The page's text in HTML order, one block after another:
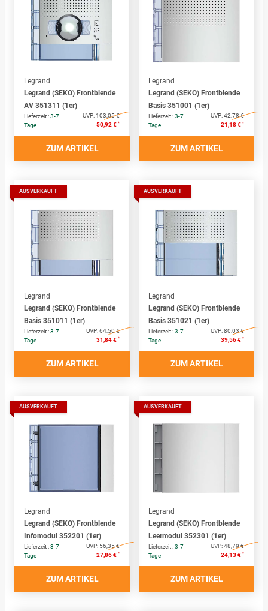
Legrand
Legrand (SEKO) Frontblende
AV 351311 (1er)
Lieferzeit :3-7
Tage
UVP:103,05 €
50,92 € *
ZUM ARTIKEL
Legrand
Legrand (SEKO) Frontblende
Basis 351001 (1er)
Lieferzeit :3-7
Tage
UVP:42,78 €
21,18 € *
ZUM ARTIKEL
AUSVERKAUFT
Legrand
Legrand (SEKO) Frontblende
Basis 351011 (1er)
Lieferzeit :3-7
Tage
UVP:64,50 €
31,84 € *
ZUM ARTIKEL
AUSVERKAUFT
Legrand
Legrand (SEKO) Frontblende
Basis 351021 (1er)
Lieferzeit :3-7
Tage
UVP:80,03 €
39,56 € *
ZUM ARTIKEL
AUSVERKAUFT
Legrand
Legrand (SEKO) Frontblende
Infomodul 352201 (1er)
Lieferzeit :3-7
Tage
UVP: 56,35 €
27,86 € *
ZUM ARTIKEL
AUSVERKAUFT
Legrand
Legrand (SEKO) Frontblende
Leermodul 352301 (1er)
Lieferzeit :3-7
Tage
UVP:48,79 €
24,13 € *
ZUM ARTIKEL